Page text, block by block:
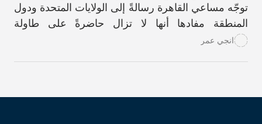
توجّه مساعي القاهرة رسالةً إلى الولايات المتحدة ودول
المنطقة مفادها أنها لا تزال حاضرةً على طاولة
المحادثات الدبلوماسية.
انجي عمر